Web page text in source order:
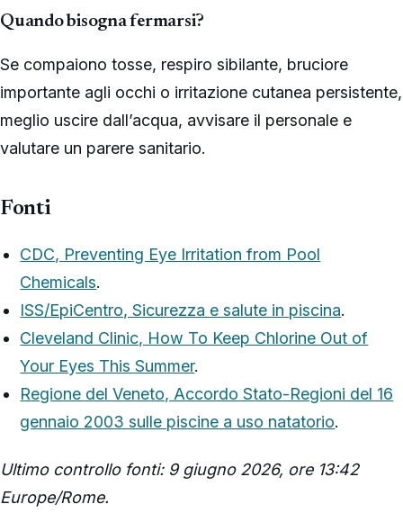
Quando bisogna fermarsi?
Se compaiono tosse, respiro sibilante, bruciore
importante agli occhi o irritazione cutanea persistente,
meglio uscire dall’acqua, avvisare il personale e
valutare un parere sanitario.
Fonti
CDC, Preventing Eye Irritation from Pool
Chemicals.
ISS/EpiCentro, Sicurezza e salute in piscina.
Cleveland Clinic, How To Keep Chlorine Out of
Your Eyes This Summer.
Regione del Veneto, Accordo Stato-Regioni del 16
gennaio 2003 sulle piscine a uso natatorio.
Ultimo controllo fonti: 9 giugno 2026, ore 13:42
Europe/Rome.